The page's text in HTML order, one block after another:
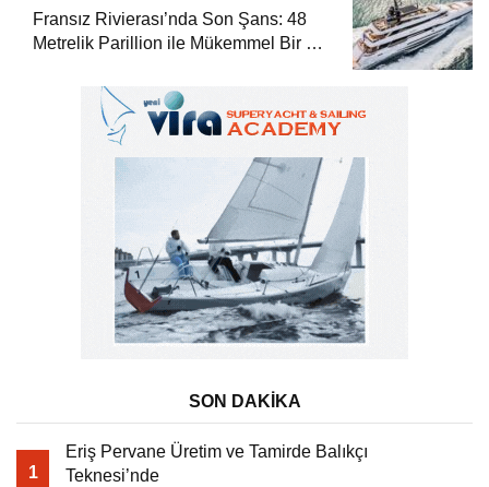
Fransız Rivierası’nda Son Şans: 48
Metrelik Parillion ile Mükemmel Bir Yat
SON DAKİKA
1
Eriş Pervane Üretim ve Tamirde Balıkçı
Teknesi’nde